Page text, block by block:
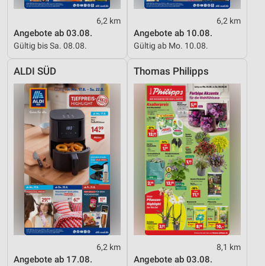
6,2 km
Angebote ab 03.08.
Gültig bis Sa. 08.08.
6,2 km
Angebote ab 10.08.
Gültig ab Mo. 10.08.
ALDI SÜD
6,2 km
Angebote ab 17.08.
Thomas Philipps
8,1 km
Angebote ab 03.08.